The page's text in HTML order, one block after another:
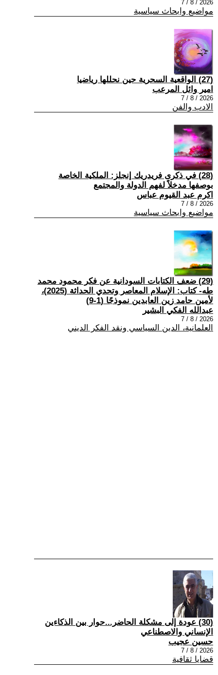
2026 / 8 / 7
مواضيع وابحاث سياسية
(27) الواقعية السحرية حين نحللها رياضيا
امير وائل المرعب
2026 / 8 / 7
الادب والفن
(28) في ذكرى فريدريك إنجلز: الملكية الخاصة
بوصفها مدخلاً لفهم الدولة والمجتمع
اكرم عبد القيوم عباس
2026 / 8 / 7
مواضيع وابحاث سياسية
(29) ضعف الكتابات السودانية عن فكر محمود محمد
طه- كتاب: الإسلام المعاصر وتحدي الحداثة (2025)،
لأمين حامد زين العابدين نموذجًا (1-9)
عبدالله الفكي البشير
2026 / 8 / 7
العلمانية، الدين السياسي ونقد الفكر الديني
(30) عودة إلى مشكلة الحاضر...حوار بين الذكاءين
الإنساني والاصطناعي
حسين عجيب
2026 / 8 / 7
قضايا ثقافية